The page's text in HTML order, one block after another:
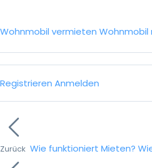
Wohnmobil vermieten Wohnmobil
Registrieren Anmelden
Zurück Wie funktioniert Mieten?